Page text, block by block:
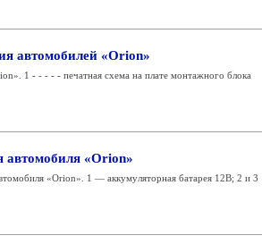
автомобилей «Orion»
1 - - - - - печатная схема на плате монтажного блока
автомобиля «Orion»
«Orion». 1 — аккумуляторная батарея 12В; 2 и 3